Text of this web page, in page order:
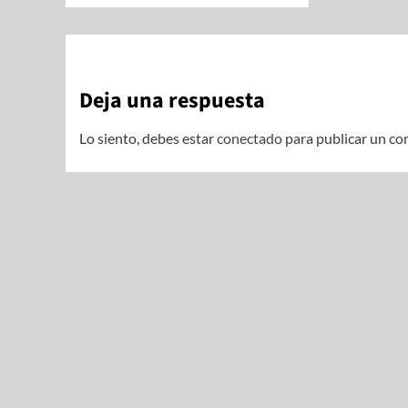
Deja una respuesta
Lo siento, debes estarconectado para publicar un